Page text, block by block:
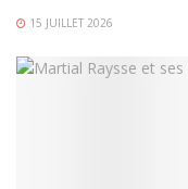
15 JUILLET 2026